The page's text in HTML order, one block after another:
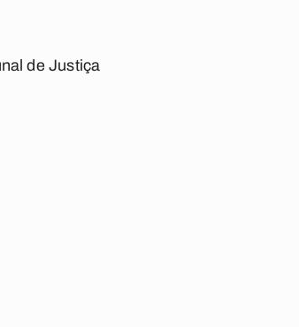
de Justiça